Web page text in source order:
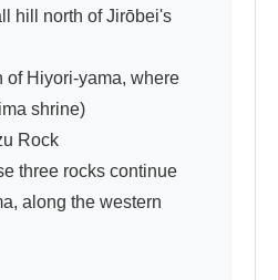
hill north of Jirōbei's
of Hiyori-yama, where
shrine)
Rock
three rocks continue
along the western